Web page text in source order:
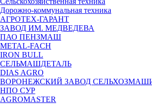
Дорожно-коммунальная техника
АГРОТЕХ-ГАРАНТ
ЗАВОД ИМ. МЕДВЕДЕВА
ПАО ПЕНЗМАШ
METAL-FACH
IRON BULL
СЕЛЬМАШДЕТАЛЬ
DIAS AGRO
ВОРОНЕЖСКИЙ ЗАВОД
НПО СУР
AGROMASTER